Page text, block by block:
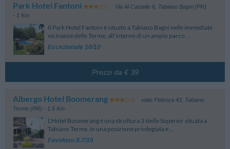
Park Hotel Fantoni Via Al Castello 6, Tabiano Bagni (PR)
- 1 Km
Il Park Hotel Fantoni è situato a Tabiano Bagni nelle immediate
vicinanze delle Terme, all'interno di un ampio parco ...
Eccezionale 10/10
Prezzi da € 39
Albergo Hotel Boomerang viale Fidenza 43, Tabiano
Terme (PR) - 1.6 Km
L'Hotel Boomerang è una struttura 3 stelle Superior situata a
Tabiano Terme, in una posizione privilegiata e ...
Favoloso 8.7/10